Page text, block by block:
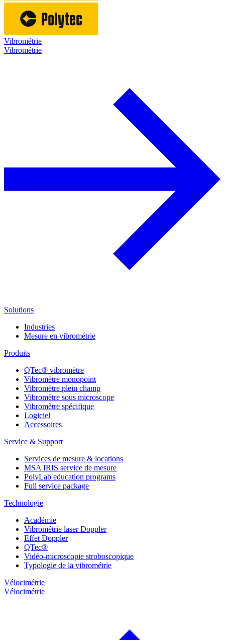
Vibrométrie
Vibrométrie
Solutions
Industries
Mesure en vibrométrie
Produits
QTec® vibromètre
Vibromètre monopoint
Vibromètre plein champ
Vibromètre sous microscope
Vibromètre spécifique
Logiciel
Accessoires
Service & Support
Services de mesure & locations
MSA IRIS service de mesure
PolyLab education programs
Full service package
Technologie
Académie
Vibrométrie laser Doppler
Effet Doppler
QTec®
Vidéo-microscopie stroboscopique
Typologie de la vibrométrie
Vélocimétrie
Vélocimétrie